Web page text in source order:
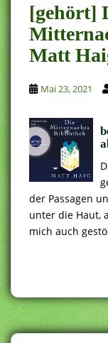
[gehört]
Matt
Mai 23, 2021
der Passagen
unter die Haut,
mich auch